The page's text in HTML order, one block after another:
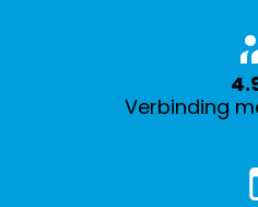
Verbinding